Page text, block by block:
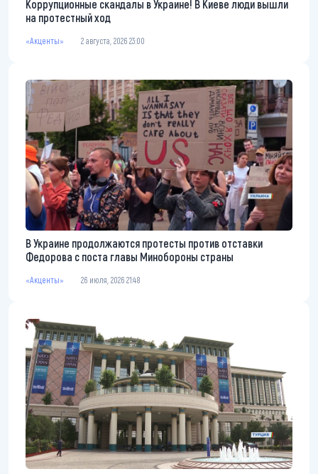
Коррупционные скандалы в Украине! В Киеве люди вышли
на протестный ход
«Акценты» 2 августа, 2026 23:00
В Украине продолжаются протесты против отставки
Федорова с поста главы Минобороны страны
«Акценты» 26 июля, 2026 21:48